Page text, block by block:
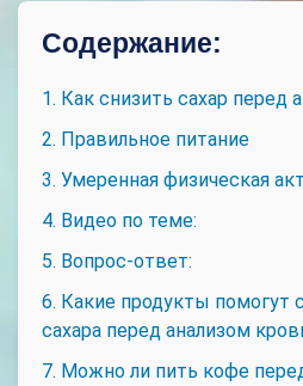
Содержание:
1. Как снизить сахар перед
2. Правильное питание
3. Умеренная физическая
4. Видео по теме:
5. Вопрос-ответ:
6. Какие продукты помогут
сахара перед анализом
7. Можно ли пить кофе